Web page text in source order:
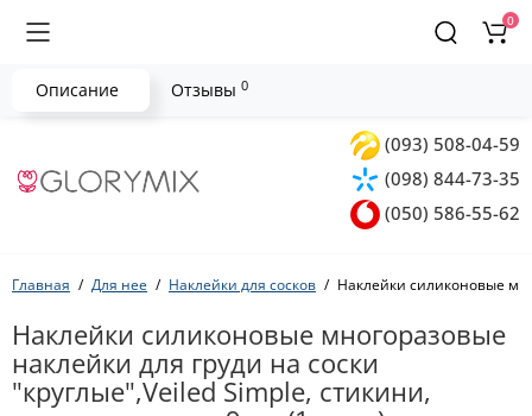
(093) 508-04-59
(098) 844-73-35
(050) 586-55-62
0
Главная Для нее Наклейки для сосков Наклейки силиконовые
Наклейки силиконовые многоразовые
наклейки для груди на соски
"круглые",Veiled Simple, стикини,
Описание Отзывы 0